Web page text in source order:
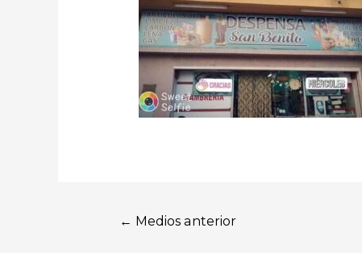
← Medios anterior